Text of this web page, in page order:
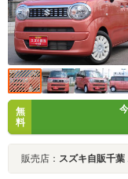
無
料
販売店： スズキ自販千